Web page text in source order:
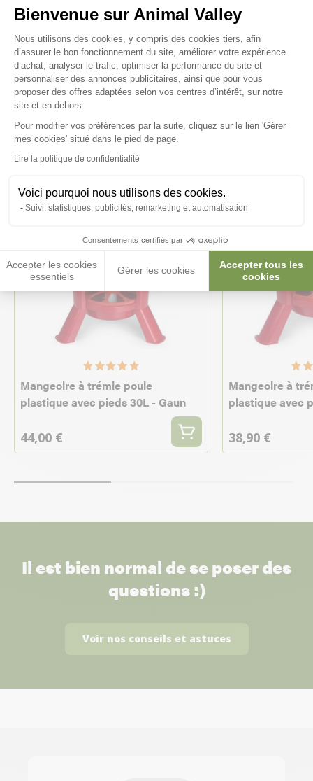
Bienvenue sur Animal Valley
Plateforme de Gestion du
Nous utilisons des cookies, y compris des cookies tiers, afin
d’assurer le bon fonctionnement du site, améliorer votre expérience
d’achat, analyser le trafic, optimiser la performance du site et
personnaliser des annonces publicitaires, ainsi que pour vous
proposer des offres adaptées selon vos centres d’intérêt, sur notre
site et en dehors.
Pour modifier vos préférences par la suite, cliquez sur le lien 'Gérer
mes cookies' situé dans le pied de page.
Lire la politique de confidentialité
Voici pourquoi nous utilisons des cookies.
Suivi, statistiques, publicités, remarketing et automatisation
Consentements certifiés par
Accepter les cookies
essentiels
Gérer les cookies
Accepter tous les
cookies
Axeptio consent
Ces produits peuvent vous
intéresser
Mangeoire à trémie poule
plastique avec pieds 30L - Gaun
44,00 €
Mangeoire à
plastique avec
38,90 €
Il est bien normal de se poser des
questions :)
Voir nos conseils et astuces